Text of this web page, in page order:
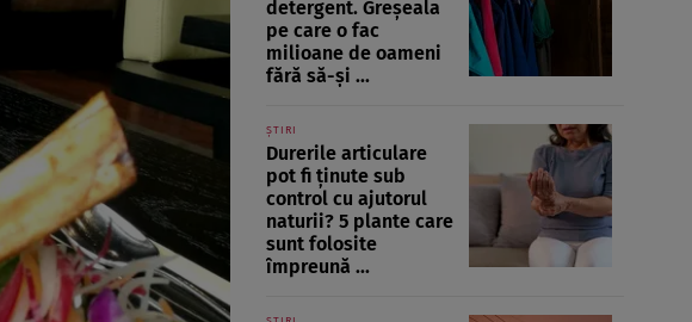
detergent. Greșeala
pe care o fac
milioane de oameni
fără să-și ...
ȘTIRI
Durerile articulare
pot fi ținute sub
control cu ajutorul
naturii? 5 plante care
sunt folosite
împreună ...